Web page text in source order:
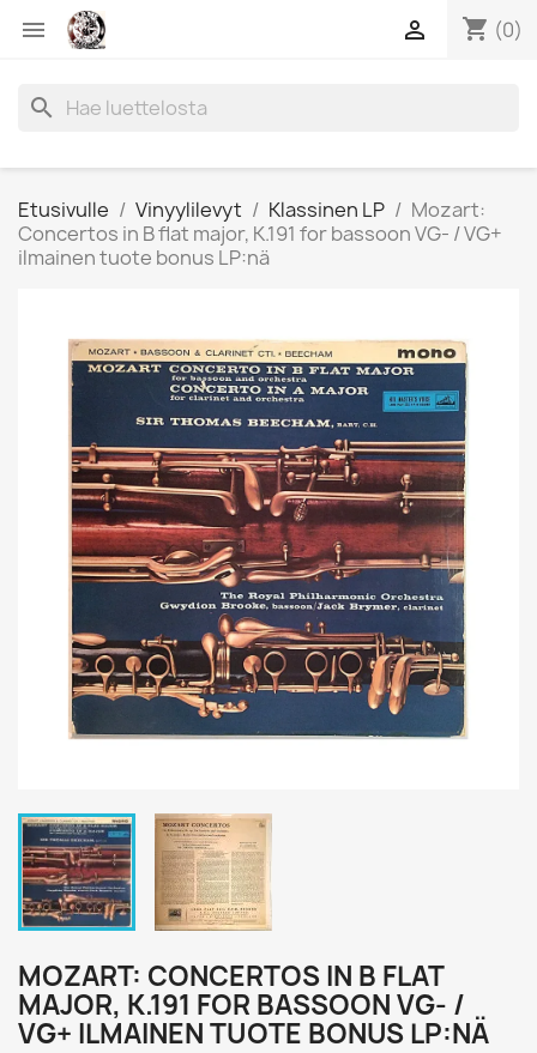
 shopping_cart (0)

search
Etusivulle Vinyylilevyt Klassinen LP
Mozart:
Concertos in B flat major, K.191 for bassoon VG- / VG+
ilmainen tuote bonus LP:nä
MOZART: CONCERTOS IN B FLAT
MAJOR, K.191 FOR BASSOON VG- /
VG+ ILMAINEN TUOTE BONUS LP:NÄ